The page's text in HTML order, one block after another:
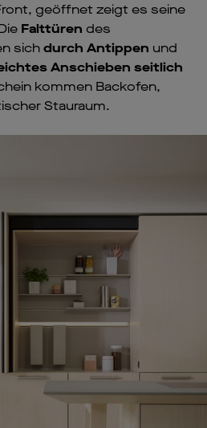
geöffnet zeigt es seine
Falttüren des
sichdurch Antippen und
Anschieben seitlich
kommen Backofen,
Stauraum.